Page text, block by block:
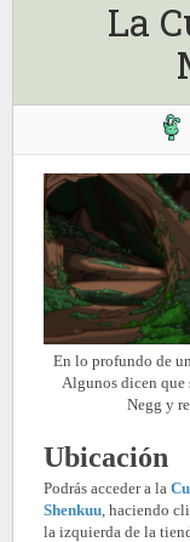
La
En lo profundo de
Algunos dicen que
Negg y
Ubicación
Podrás acceder a la
Shenkuu haciendo
la izquierda de la